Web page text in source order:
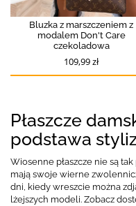
Bluzka z marszczeniem z
modalem Don't Care
czekoladowa
109,99 zł
Płaszcze
podstawa
Wiosenne płaszcze nie są
mają swoje wierne
dni, kiedy wreszcie można
lżejszych modeli. Zobacz